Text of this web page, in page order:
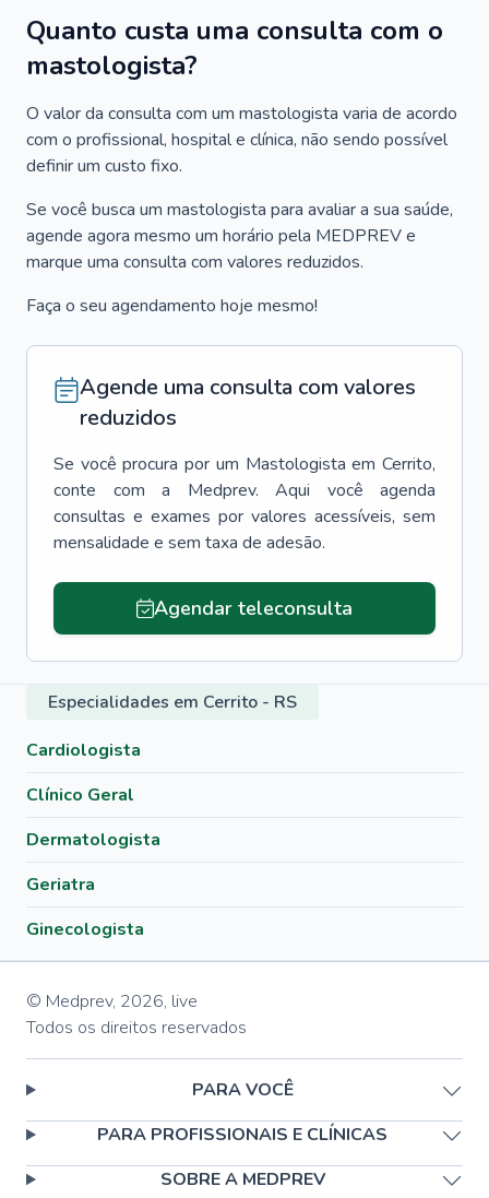
Quanto custa uma consulta com o
mastologista?
O valor da consulta com um mastologista varia de acordo
com o profissional, hospital e clínica, não sendo possível
definir um custo fixo.
Se você busca um mastologista para avaliar a sua saúde,
agende agora mesmo um horário pela MEDPREV e
marque uma consulta com valores reduzidos.
Faça o seu agendamento hoje mesmo!
Agende uma consulta com valores
reduzidos
Se você procura por um Mastologista em Cerrito,
conte com a Medprev. Aqui você agenda
consultas e exames por valores acessíveis, sem
mensalidade e sem taxa de adesão.
Agendar teleconsulta
Especialidades em Cerrito - RS
Cardiologista
Clínico Geral
Dermatologista
Geriatra
Ginecologista
© Medprev, 2026, live
Todos os direitos reservados
PARA VOCÊ
PARA PROFISSIONAIS E CLÍNICAS
SOBRE A MEDPREV